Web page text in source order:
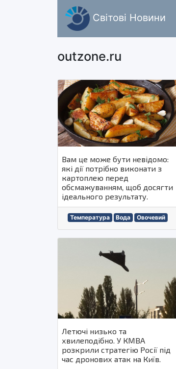
Світові Новини
outzone.ru
Вам це може бути невідомо:
які дії потрібно виконати з
картоплею перед
обсмажуванням, щоб досягти
ідеального результату.
Температура Вода Овочевий
Летючі низько та
хвилеподібно. У КМВА
розкрили стратегію Росії під
час дронових атак на Київ.